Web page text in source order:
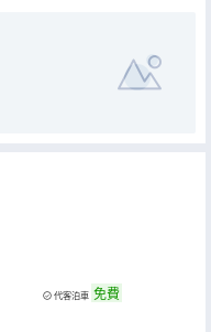
、棋牌室、咖啡廳、花園應有盡有，為顧客提
不管是親子出遊還是朋友相伴，都能擁有舒適
草原民族風情。【縱享美景】院外草原、院內
施】免費温泉，房間觀景，充電車位，咖啡
心服務】入住即可享受minibar免費飲品。配備
代客泊車 免費